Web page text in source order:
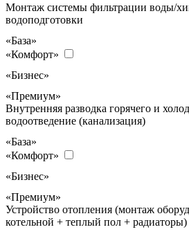
Монтаж системы фильтрации воды/
водоподготовки
«База»
«Комфорт»
«Бизнес»
«Премиум»
Внутренняя разводка горячего и
водоотведение (канализация)
«База»
«Комфорт»
«Бизнес»
«Премиум»
Устройство отопления (монтаж
котельной + теплый пол + радиаторы)